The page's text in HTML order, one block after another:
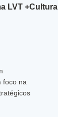
LVT +Cultura
foco na